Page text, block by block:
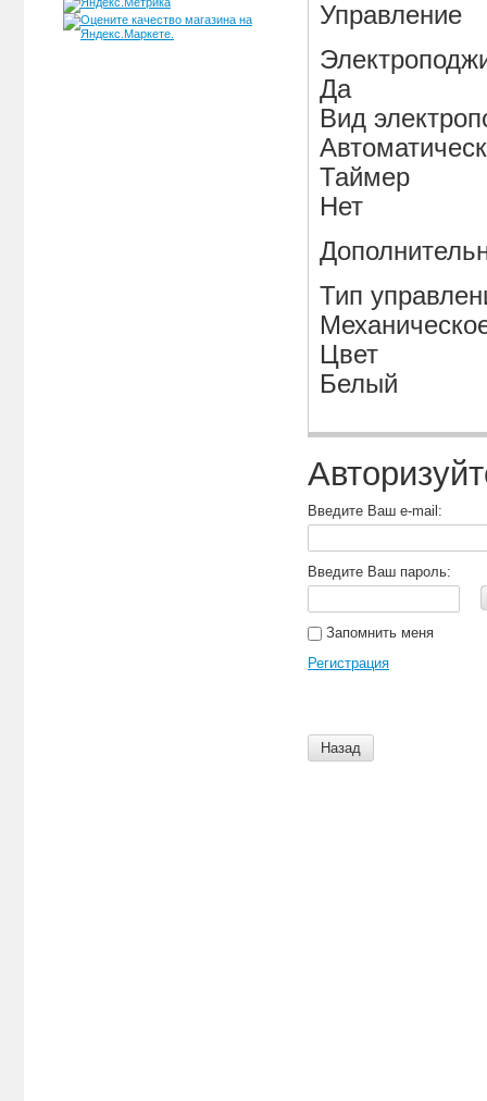
Управление
Да
Вид
Таймер
Нет
Тип
Цвет
Белый
Введите Ваш e-mail:
Введите Ваш пароль:
Запомнить меня
Регистрация
Назад